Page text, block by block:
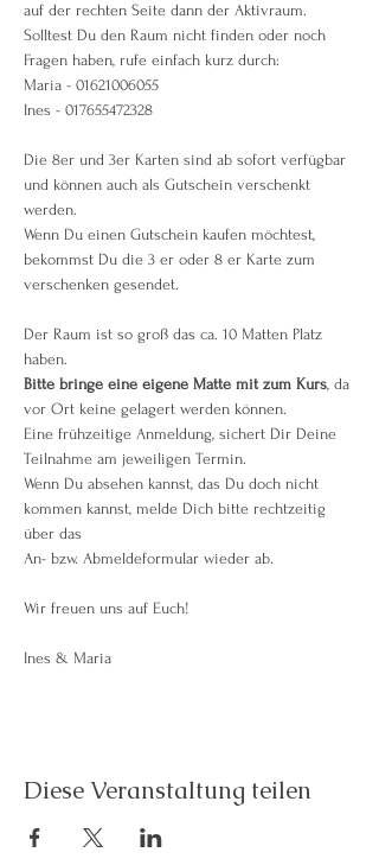
auf der rechten Seite dann der Aktivraum.
Solltest Du den Raum nicht finden oder noch
Fragen haben, rufe einfach kurz durch:
Maria - 01621006055
Ines - 017655472328
Die 8er und 3er Karten sind ab sofort verfügbar
und können auch als Gutschein verschenkt
werden.
Wenn Du einen Gutschein kaufen möchtest,
bekommst Du die 3 er oder 8 er Karte zum
verschenken gesendet.
Der Raum ist so groß das ca. 10 Matten Platz
haben.
Bitte bringe eine eigene Matte mit zum Kurs, da
vor Ort keine gelagert werden können.
Eine frühzeitige Anmeldung, sichert Dir Deine
Teilnahme am jeweiligen Termin.
Wenn Du absehen kannst, das Du doch nicht
kommen kannst, melde Dich bitte rechtzeitig
über das
An- bzw. Abmeldeformular wieder ab.
Wir freuen uns auf Euch!
Ines & Maria
Diese Veranstaltung teilen